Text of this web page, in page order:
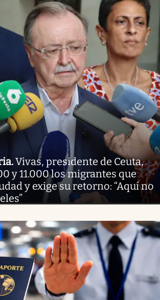
.Vivas, presidente de Ceuta,
y 11.000 los migrantes que
y exige su retorno: “Aquí no